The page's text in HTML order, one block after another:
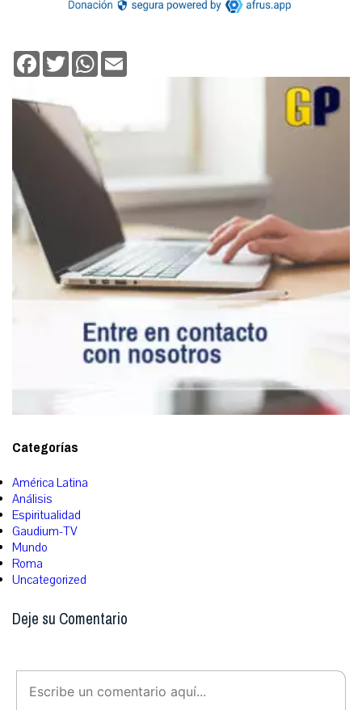
Facebook
TwitterWhatsApp
Categorías
América Latina
Análisis
Espiritualidad
Gaudium-TV
Mundo
Roma
Uncategorized
Deje su Comentario